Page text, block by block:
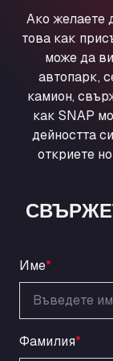
Ul. Torunska
Aqua Ariva
Marie-
Aral
An der
ARAL
Oppelner Str.
ARAL
ARAL
GmbH
Obernburger
Ardleigh
Area 47
Ако желаете
това как
може да
автопарк,
камион,
как SNAP
дейността
откриете
Име*
Фамилия*